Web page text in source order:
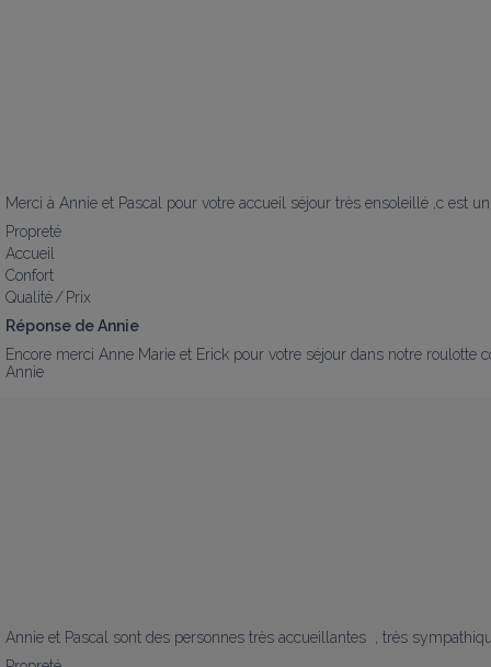
Merci à Annie et Pascal pour votre accueil séjour très ensoleillé ,c est
Propreté
Accueil
Confort
Qualité / Prix
Réponse de Annie
Encore merci Anne Marie et Erick pour votre séjour dans notre
Annie
Annie et Pascal sont des personnes très accueillantes  , très